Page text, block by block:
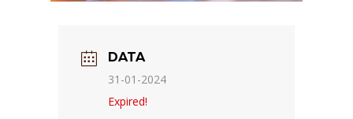
DATA
31-01-2024
Expired!